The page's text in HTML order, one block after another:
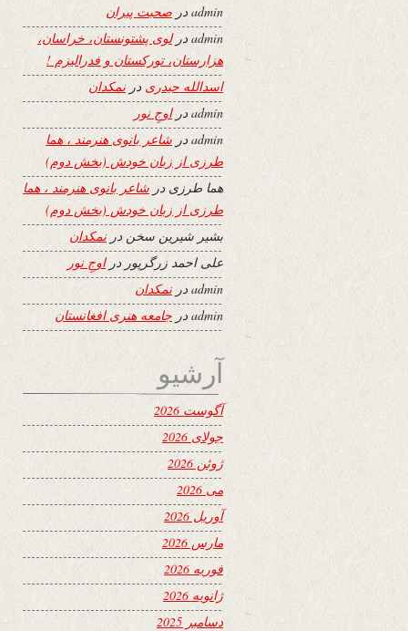
adminدر صحبت پیران
admin درلوی پشتونستان، خراسان،
هزارستان، تورکستان و فدرالیزم !
اسدالله حیدری درنمکدان
adminدراوجِ نور
adminدر شاعر بانوی هنرمند ، هما
طرزی از زبان خودش (بخش دوم)
هما طرزی در شاعر بانوی هنرمند ، هما
طرزی از زبان خودش (بخش دوم)
بشیر شیرین سخن درنمکدان
علی احمد زرگرپور دراوجِ نور
adminدرنمکدان
admin در جامعه هنری افغانستان
آرشیو
آگوست 2026
جولای 2026
ژوئن 2026
می 2026
آوریل 2026
مارس 2026
فوریه 2026
ژانویه 2026
دسامبر 2025